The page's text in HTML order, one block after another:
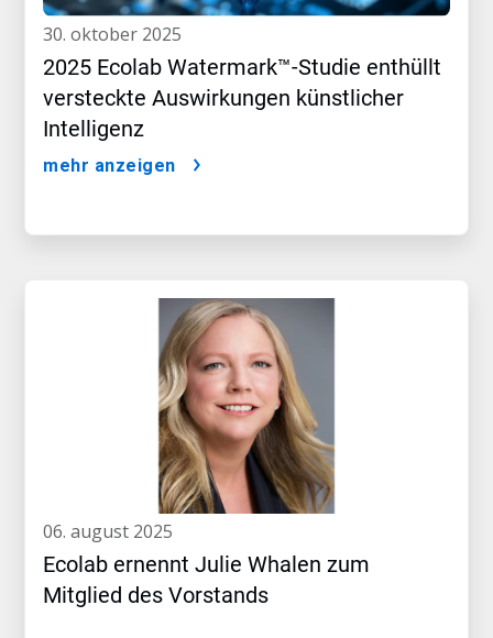
30. oktober 2025
2025 Ecolab Watermark™-Studie enthüllt
versteckte Auswirkungen künstlicher
Intelligenz
mehr anzeigen
06. august 2025
Ecolab ernennt Julie Whalen zum
Mitglied des Vorstands